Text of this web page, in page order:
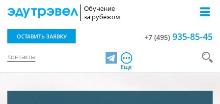
Обучение
за рубежом
Контакты
ОСТАВИТЬ ЗАЯВКУ +7 (495) 935-85-45
TelegramЕщё